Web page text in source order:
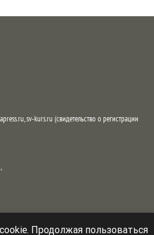
sv-kurs.ru (свидетельство о регистрации
,
Продолжая пользоваться